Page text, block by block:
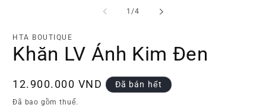
hộp
tương
tác
1/trong
4
HTA BOUTIQUE
Khăn LV Ánh Kim Đen
Giá
thông
12.900.000 VND Đã bán hết
Đã bao gồm thuế.